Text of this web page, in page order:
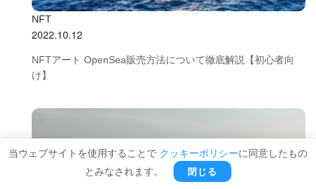
NFT
2022.10.12
NFTアート OpenSea販売方法について徹底解説【初心者向
け】
当ウェブサイトを使用することで クッキーポリシーに同意したもの
とみなされます。
閉じる